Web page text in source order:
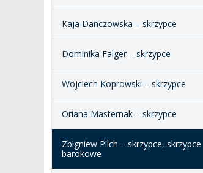
I CHÓR AMKP
SALE KONCERTOWE
BRANDBOOK
DOSTĘPNOŚĆ
RZECZNICY
BIBLIOTEKA
PENDERECKI
PRESS
DOM STUDENCKI
Kaja Danczowska – skrzypce
Dominika Falger – skrzypce
Wojciech Koprowski – skrzypce
Oriana Masternak – skrzypce
Zbigniew Pilch – skrzypce, skrzypce
barokowe